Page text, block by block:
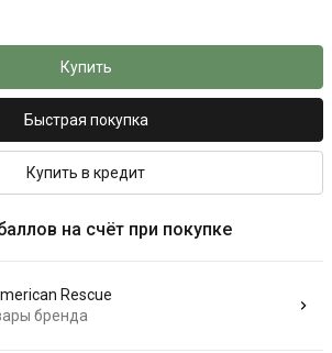
Купить
Быстрая покупка
Купить в кредит
на счёт при покупке
Rescue
бренда